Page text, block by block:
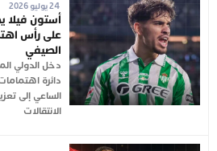
24 يوليو 2026
أستون فيلا
على رأس
الصيفي
دخل الدولي
دائرة
الساعي إلى
الانتقالات